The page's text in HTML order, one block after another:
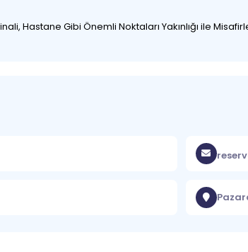
Hastane Gibi Önemli Noktaları Yakınlığı ile